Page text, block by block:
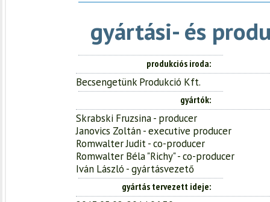
gyártási- és
produkciós iroda
Becsengetünk Produkció Kft.
gyártók
Skrabski Fruzsina - producer
Janovics Zoltán - executive producer
Romwalter Judit - co-producer
Romwalter Béla "Richy" - co-producer
Iván László - gyártásvezető
gyártás tervezett ideje